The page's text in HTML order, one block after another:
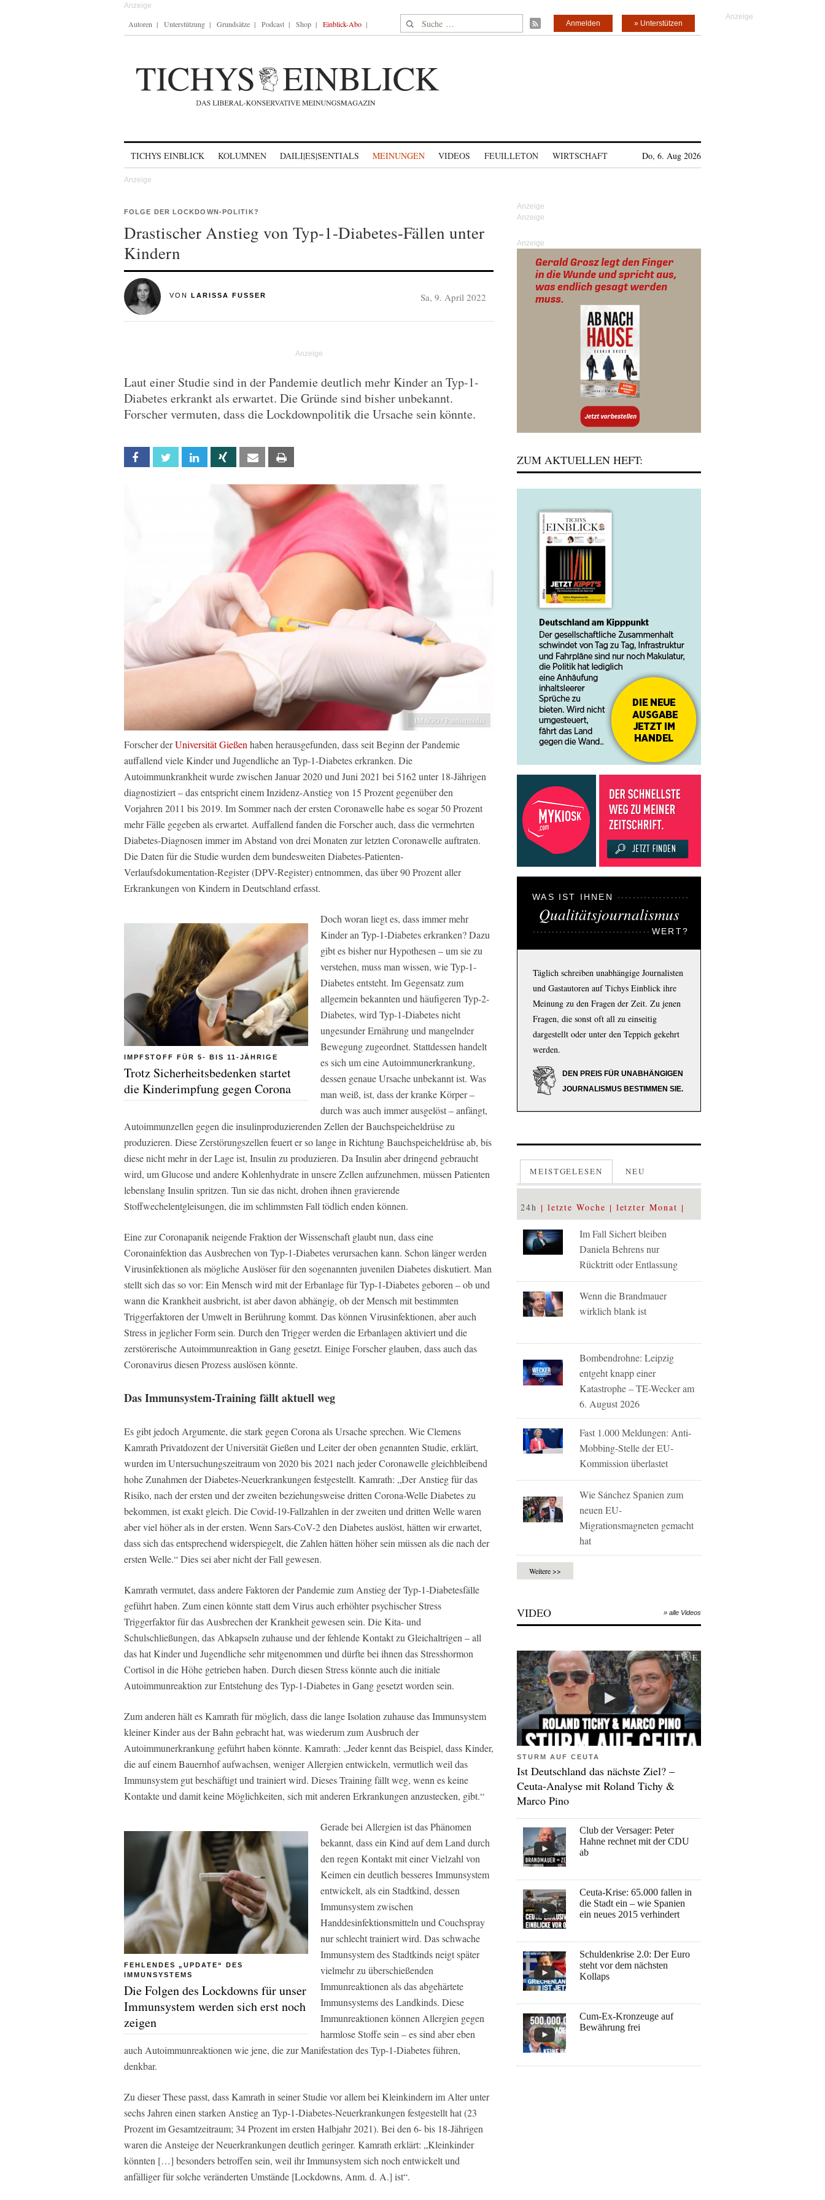
Autoren Unterstützung Grundsätze Podcast Shop Einblick-Abo Suche nach: » Unterstützen
Anmelden
TICHYS EINBLICK KOLUMNEN DAILI|ES|SENTIALS MEINUNGEN VIDEOS FEUILLETON WIRTSCHAFT Do, 6. Aug 2026
FOLGE DER LOCKDOWN-POLITIK?
Drastischer Anstieg von Typ-1-Diabetes-Fällen unter
Kindern
VON LARISSA FUSSER Sa, 9. April 2022
Laut einer Studie sind in der Pandemie deutlich mehr Kinder an Typ-1-
Diabetes erkrankt als erwartet. Die Gründe sind bisher unbekannt.
Forscher vermuten, dass die Lockdownpolitik die Ursache sein könnte.
Facebook Twitter Linkedin Xing Email
IMAGO / Panthermedia
Forscher derUniversität Gießen haben herausgefunden, dass seit Beginn der Pandemie
auffallend viele Kinder und Jugendliche an Typ-1-Diabetes erkranken. Die
Autoimmunkrankheit wurde zwischen Januar 2020 und Juni 2021 bei 5162 unter 18-Jährigen
diagnostiziert – das entspricht einem Inzidenz-Anstieg von 15 Prozent gegenüber den
Vorjahren 2011 bis 2019. Im Sommer nach der ersten Coronawelle habe es sogar 50 Prozent
mehr Fälle gegeben als erwartet. Auffallend fanden die Forscher auch, dass die vermehrten
Diabetes-Diagnosen immer im Abstand von drei Monaten zur letzten Coronawelle auftraten.
Die Daten für die Studie wurden dem bundesweiten Diabetes-Patienten-
Verlaufsdokumentation-Register (DPV-Register) entnommen, das über 90 Prozent aller
Erkrankungen von Kindern in Deutschland erfasst.
IMPFSTOFF FÜR 5- BIS 11-JÄHRIGE
Trotz Sicherheitsbedenken startet
die Kinderimpfung gegen Corona
Doch woran liegt es, dass immer mehr
Kinder an Typ-1-Diabetes erkranken? Dazu
gibt es bisher nur Hypothesen – um sie zu
verstehen, muss man wissen, wie Typ-1-
Diabetes entsteht. Im Gegensatz zum
allgemein bekannten und häufigeren Typ-2-
Diabetes, wird Typ-1-Diabetes nicht
ungesunder Ernährung und mangelnder
Bewegung zugeordnet. Stattdessen handelt
es sich um eine Autoimmunerkrankung,
dessen genaue Ursache unbekannt ist. Was
man weiß, ist, dass der kranke Körper –
durch was auch immer ausgelöst – anfängt,
Autoimmunzellen gegen die insulinproduzierenden Zellen der Bauchspeicheldrüse zu
produzieren. Diese Zerstörungszellen feuert er so lange in Richtung Bauchspeicheldrüse ab, bis
diese nicht mehr in der Lage ist, Insulin zu produzieren. Da Insulin aber dringend gebraucht
wird, um Glucose und andere Kohlenhydrate in unsere Zellen aufzunehmen, müssen Patienten
lebenslang Insulin spritzen. Tun sie das nicht, drohen ihnen gravierende
Stoffwechelentgleisungen, die im schlimmsten Fall tödlich enden können.
Eine zur Coronapanik neigende Fraktion der Wissenschaft glaubt nun, dass eine
Coronainfektion das Ausbrechen von Typ-1-Diabetes verursachen kann. Schon länger werden
Virusinfektionen als mögliche Auslöser für den sogenannten juvenilen Diabetes diskutiert. Man
stellt sich das so vor: Ein Mensch wird mit der Erbanlage für Typ-1-Diabetes geboren – ob und
wann die Krankheit ausbricht, ist aber davon abhängig, ob der Mensch mit bestimmten
Triggerfaktoren der Umwelt in Berührung kommt. Das können Virusinfektionen, aber auch
Stress in jeglicher Form sein. Durch den Trigger werden die Erbanlagen aktiviert und die
zerstörerische Autoimmunreaktion in Gang gesetzt. Einige Forscher glauben, dass auch das
Coronavirus diesen Prozess auslösen könnte.
Das Immunsystem-Training fällt aktuell weg
Es gibt jedoch Argumente, die stark gegen Corona als Ursache sprechen. Wie Clemens
Kamrath Privatdozent der Universität Gießen und Leiter der oben genannten Studie, erklärt,
wurden im Untersuchungszeitraum von 2020 bis 2021 nach jeder Coronawelle gleichbleibend
hohe Zunahmen der Diabetes-Neuerkrankungen festgestellt. Kamrath: „Der Anstieg für das
Risiko, nach der ersten und der zweiten beziehungsweise dritten Corona-Welle Diabetes zu
bekommen, ist exakt gleich. Die Covid-19-Fallzahlen in der zweiten und dritten Welle waren
aber viel höher als in der ersten. Wenn Sars-CoV-2 den Diabetes auslöst, hätten wir erwartet,
dass sich das entsprechend widerspiegelt, die Zahlen hätten höher sein müssen als die nach der
ersten Welle.“ Dies sei aber nicht der Fall gewesen.
Kamrath vermutet, dass andere Faktoren der Pandemie zum Anstieg der Typ-1-Diabetesfälle
geführt haben. Zum einen könnte statt dem Virus auch erhöhter psychischer Stress
Triggerfaktor für das Ausbrechen der Krankheit gewesen sein. Die Kita- und
Schulschließungen, das Abkapseln zuhause und der fehlende Kontakt zu Gleichaltrigen – all
das hat Kinder und Jugendliche sehr mitgenommen und dürfte bei ihnen das Stresshormon
Cortisol in die Höhe getrieben haben. Durch diesen Stress könnte auch die initiale
Autoimmunreaktion zur Entstehung des Typ-1-Diabetes in Gang gesetzt worden sein.
Zum anderen hält es Kamrath für möglich, dass die lange Isolation zuhause das Immunsystem
kleiner Kinder aus der Bahn gebracht hat, was wiederum zum Ausbruch der
Autoimmunerkrankung geführt haben könnte. Kamrath: „Jeder kennt das Beispiel, dass Kinder,
die auf einem Bauernhof aufwachsen, weniger Allergien entwickeln, vermutlich weil das
Immunsystem gut beschäftigt und trainiert wird. Dieses Training fällt weg, wenn es keine
Kontakte und damit keine Möglichkeiten, sich mit anderen Erkrankungen anzustecken, gibt.“
FEHLENDES „UPDATE“ DES
IMMUNSYSTEMS
Die Folgen des Lockdowns für unser
Immunsystem werden sich erst noch
zeigen
Gerade bei Allergien ist das Phänomen
bekannt, dass ein Kind auf dem Land durch
den regen Kontakt mit einer Vielzahl von
Keimen ein deutlich besseres Immunsystem
entwickelt, als ein Stadtkind, dessen
Immunsystem zwischen
Handdesinfektionsmitteln und Couchspray
nur schlecht trainiert wird. Das schwache
Immunsystem des Stadtkinds neigt später
vielmehr zu überschießenden
Immunreaktionen als das abgehärtete
Immunsystems des Landkinds. Diese
Immunreaktionen können Allergien gegen
harmlose Stoffe sein – es sind aber eben
auch Autoimmunreaktionen wie jene, die zur Manifestation des Typ-1-Diabetes führen,
denkbar.
Zu dieser These passt, dass Kamrath in seiner Studie vor allem bei Kleinkindern im Alter unter
sechs Jahren einen starken Anstieg an Typ-1-Diabetes-Neuerkrankungen festgestellt hat (23
Prozent im Gesamtzeitraum; 34 Prozent im ersten Halbjahr 2021). Bei den 6- bis 18-Jährigen
waren die Ansteige der Neuerkrankungen deutlich geringer. Kamrath erklärt: „Kleinkinder
könnten […] besonders betroffen sein, weil ihr Immunsystem sich noch entwickelt und
anfälliger für solche veränderten Umstände [Lockdowns, Anm. d. A.] ist“.
Anzeige
ZUM AKTUELLEN HEFT:
WAS IST IHNEN
Qualitätsjournalismus
WERT?
Täglich schreiben unabhängige Journalisten
und Gastautoren auf Tichys Einblick ihre
Meinung zu den Fragen der Zeit. Zu jenen
Fragen, die sonst oft all zu einseitig
dargestellt oder unter den Teppich gekehrt
werden.
DEN PREIS FÜR UNABHÄNGIGEN
JOURNALISMUS BESTIMMEN SIE.
MEISTGELESEN NEU
24h letzte Woche letzter Monat
Im Fall Sichert bleiben
Daniela Behrens nur
Rücktritt oder Entlassung
Wenn die Brandmauer
wirklich blank ist
Bombendrohne: Leipzig
entgeht knapp einer
Katastrophe – TE-Wecker am
6. August 2026
Fast 1.000 Meldungen: Anti-
Mobbing-Stelle der EU-
Kommission überlastet
Wie Sánchez Spanien zum
neuen EU-
Migrationsmagneten gemacht
hat
Weitere >>
VIDEO » alle Videos
STURM AUF CEUTA
Ist Deutschland das nächste Ziel? –
Ceuta-Analyse mit Roland Tichy &
Marco Pino
Club der Versager: Peter
Hahne rechnet mit der CDU
ab
Ceuta-Krise: 65.000 fallen in
die Stadt ein – wie Spanien
ein neues 2015 verhindert
Schuldenkrise 2.0: Der Euro
steht vor dem nächsten
Kollaps
Cum-Ex-Kronzeuge auf
Bewährung frei